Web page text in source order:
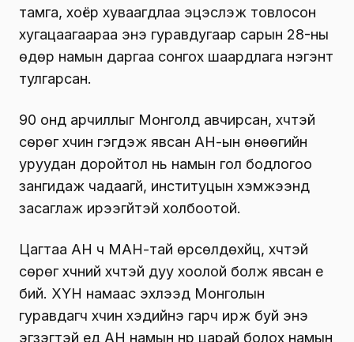
тамга, хоёр хуваагдлаа эцэслэж товлосон
хугацаагаараа энэ гуравдугаар сарын 28-ны
өдөр намын даргаа сонгох шаардлага нэгэнт
тулгарсан.
90 онд арчиллыг Монголд авчирсан, хүчтэй
сөрөг хүчин гэгдэж явсан АН-ын өнөөгийн
уруудан доройтол нь намын гол бодлогоо
зангидаж чадаагүй, институцын хэмжээнд
засаглаж ирээгүйтэй холбоотой.
Цагтаа АН ч МАН-тай өрсөлдөхүйц, хүчтэй
сөрөг хүчний хүчтэй дуу хоолой болж явсан үе
бий. ХҮН намаас эхлээд Монголын
гуравдагч хүчин хэдийнэ гарч ирж буй энэ
эгзэгтэй үед АН намын нүүр царай болох намын